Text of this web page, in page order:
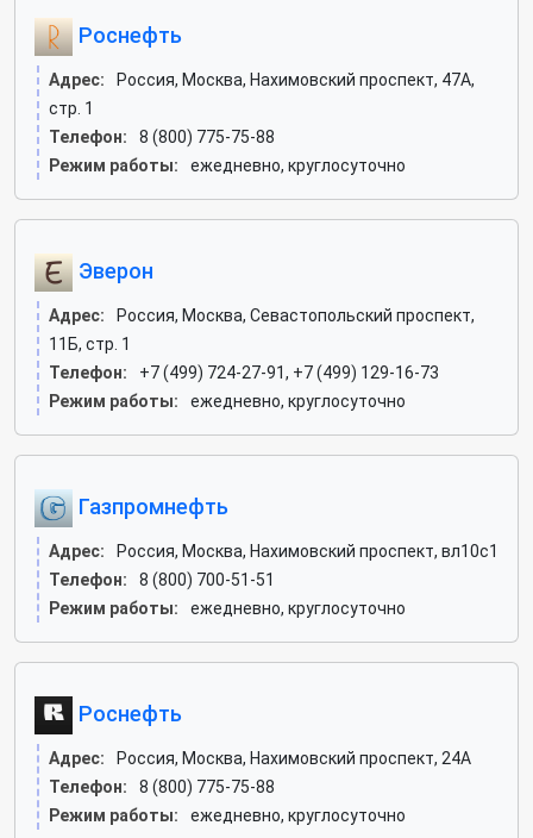
Роснефть
Адрес:
Россия, Москва, Нахимовский проспект, 47А,
стр. 1
Телефон:
8 (800) 775-75-88
Режим работы:
ежедневно, круглосуточно
Эверон
Адрес:
Россия, Москва, Севастопольский проспект,
11Б, стр. 1
Телефон:
+7 (499) 724-27-91, +7 (499) 129-16-73
Режим работы:
ежедневно, круглосуточно
Газпромнефть
Адрес:
Россия, Москва, Нахимовский проспект, вл10с1
Телефон:
8 (800) 700-51-51
Режим работы:
ежедневно, круглосуточно
Роснефть
Адрес:
Россия, Москва, Нахимовский проспект, 24А
Телефон:
8 (800) 775-75-88
Режим работы:
ежедневно, круглосуточно